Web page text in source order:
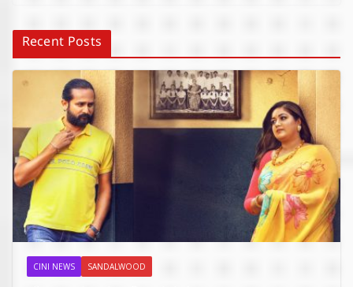
Recent Posts
CINI NEWS SANDALWOOD